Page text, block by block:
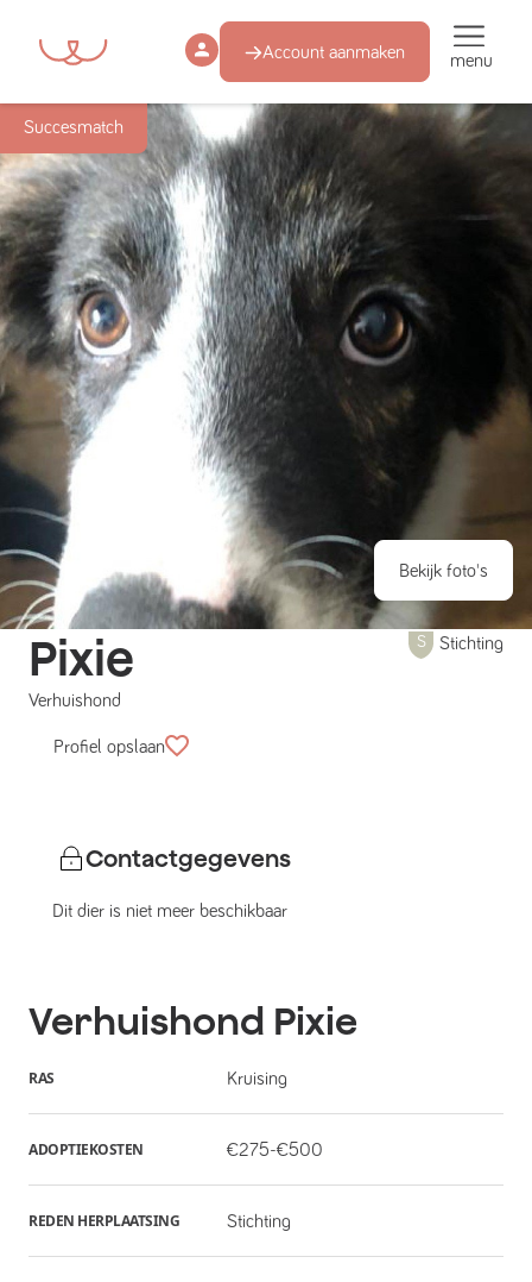
Account aanmaken menu
Succesmatch
Bekijk foto's
Pixie
Verhuishond
Stichting
Profiel opslaan
Contactgegevens
Dit dier is niet meer beschikbaar
Verhuishond Pixie
RAS Kruising
ADOPTIEKOSTEN €275-€500
REDEN HERPLAATSING Stichting